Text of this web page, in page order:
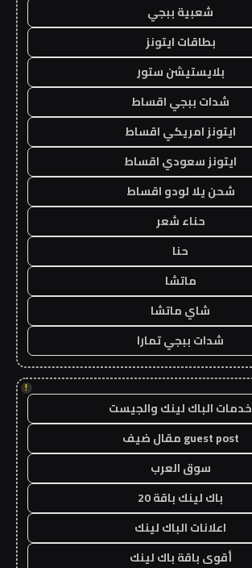
شعبية ببجي
بطاقات ايتونز
بلايستيشن ستور
شدات ببجي اقساط
ايتونز امريكي اقساط
ايتونز سعودي اقساط
شحن يلا لودو اقساط
حناء شعر
حنا
ماتشا
شاي ماتشا
شدات ببجي تمارا
!
خدمات الباك لينك والجيست
guest post مقال ضيف
سوق العرب
باك لينك باقة 20
اعلانات الباك لينك
أقوى باقة باك لينك